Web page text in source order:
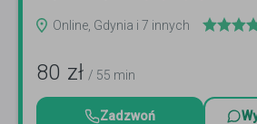
Online, Gdynia i 7 innych
80 zł / 55 min
Zadzwoń